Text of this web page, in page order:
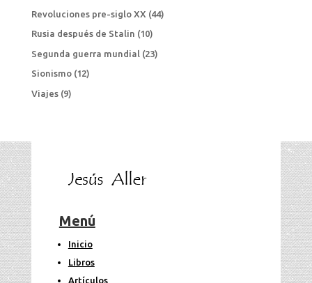
Revoluciones pre-siglo XX (44)
Rusia después de Stalin (10)
Segunda guerra mundial (23)
Sionismo(12)
Viajes(9)
Menú
Inicio
Libros
Artículos